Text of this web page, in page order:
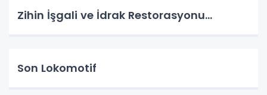
Zihin İşgali ve İdrak Restorasyonu…
Son Lokomotif